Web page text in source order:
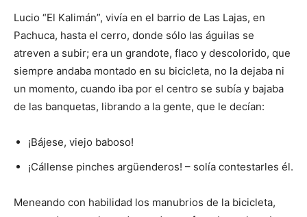
Lucio “El Kalimán”, vivía en el barrio de Las Lajas, en
Pachuca, hasta el cerro, donde sólo las águilas se
atreven a subir; era un grandote, flaco y descolorido, que
siempre andaba montado en su bicicleta, no la dejaba ni
un momento, cuando iba por el centro se subía y bajaba
de las banquetas, librando a la gente, que le decían:
¡Bájese, viejo baboso!
¡Cállense pinches argüenderos! – solía contestarles él.
Meneando con habilidad los manubrios de la bicicleta,